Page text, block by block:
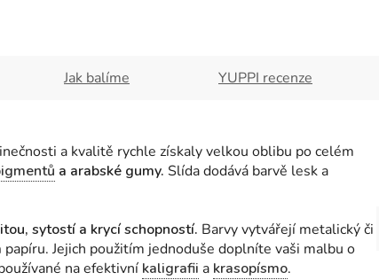
Jak balíme YUPPI recenze
a kvalitě rychle získaly velkou oblibu po celém
a arabské gumy. Slída dodává barvě lesk a
sytostí a krycí schopností. Barvy vytvářejí metalický či
papíru. Jejich použitím jednoduše doplníte vaši malbu o
na efektivní kaligrafii a krasopísmo.